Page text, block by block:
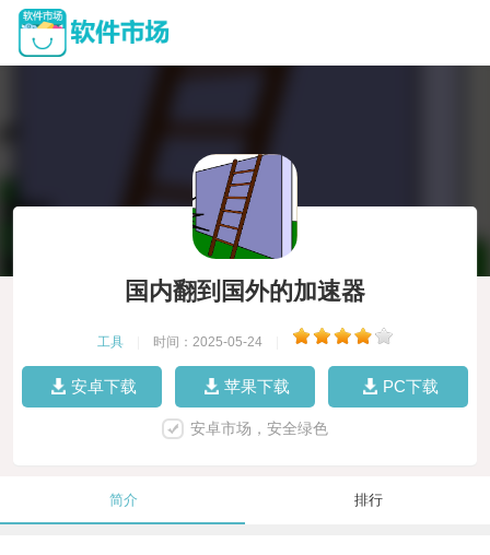
国内翻到国外的加速器
工具 时间：2025-05-24
安卓下载 苹果下载 PC下载
安卓市场，安全绿色
简介 排行